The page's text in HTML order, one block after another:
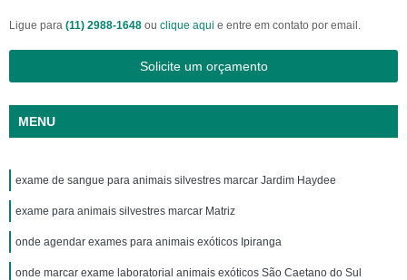
Ligue para (11) 2988-1648 ou clique aqui e entre em contato por email.
Solicite um orçamento
MENU
exame de sangue para animais silvestres marcar Jardim Haydee
exame para animais silvestres marcar Matriz
onde agendar exames para animais exóticos Ipiranga
onde marcar exame laboratorial animais exóticos São Caetano do Sul